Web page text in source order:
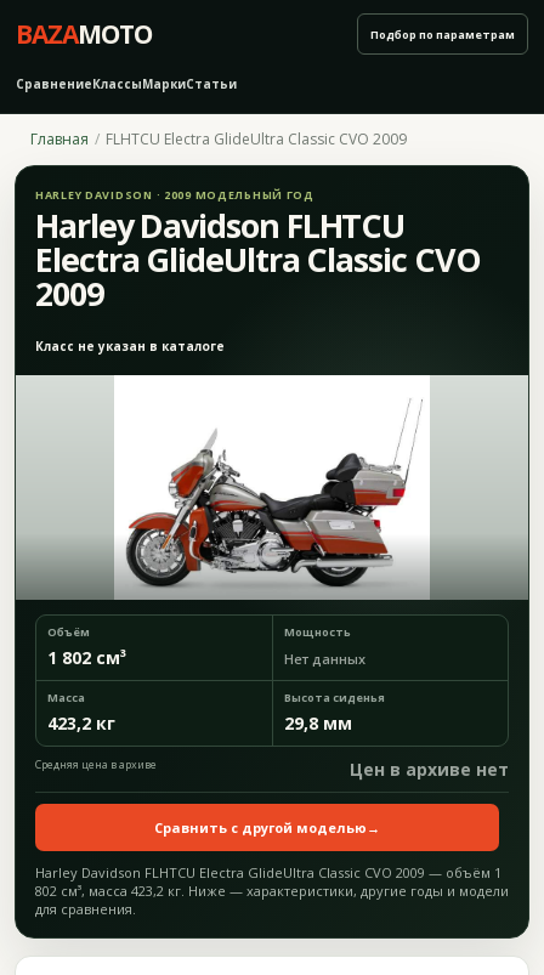
BAZAMOTO
СравнениеКлассыМаркиСтатьи
Подбор по параметрам
Главная FLHTCU Electra GlideUltra Classic CVO 2009
HARLEY DAVIDSON · 2009 МОДЕЛЬНЫЙ ГОД
Harley Davidson FLHTCU
Electra GlideUltra Classic CVO
2009
Класс не указан в каталоге
Объём
1 802 см³
Мощность
Нет данных
Масса
423,2 кг
Высота сиденья
29,8 мм
Средняя цена в архиве Цен в архиве нет
Сравнить с другой моделью →
Harley Davidson FLHTCU Electra GlideUltra Classic CVO 2009 — объём 1
802 см³, масса 423,2 кг. Ниже — характеристики, другие годы и модели
для сравнения.